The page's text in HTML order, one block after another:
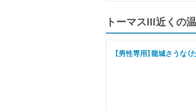
トーマスIII近くの
【男性専用】龍城さうな（